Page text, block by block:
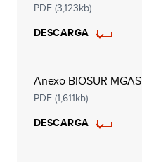
PDF (3,123kb)
DESCARGA
Anexo BIOSUR MGAS
PDF (1,611kb)
DESCARGA